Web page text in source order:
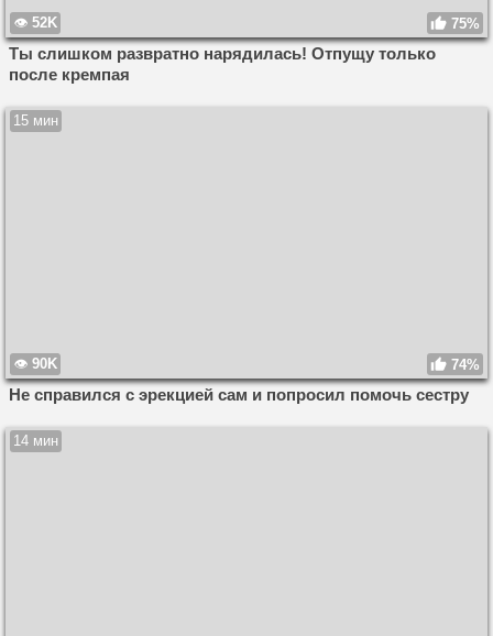
52K 75%
Ты слишком развратно нарядилась! Отпущу только
после кремпая
15 мин
90K 74%
Не справился с эрекцией сам и попросил помочь сестру
14 мин